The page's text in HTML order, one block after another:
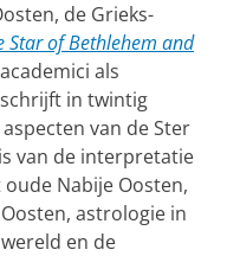
de Grieks-
Star of Bethlehem and
als
in twintig
van de Ster
van de interpretatie
Nabije Oosten,
astrologie in
en de